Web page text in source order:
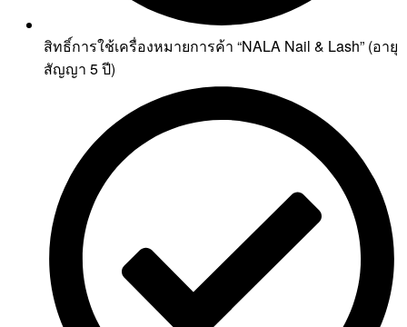
สิทธิ์การใช้เครื่องหมายการค้า “NALA Nail & Lash” (อายุ
สัญญา 5 ปี)